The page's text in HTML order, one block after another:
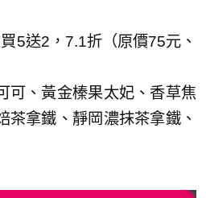
5送2，7.1折（原價75元、
可、黃金榛果太妃、香草焦
茶拿鐵、靜岡濃抹茶拿鐵、